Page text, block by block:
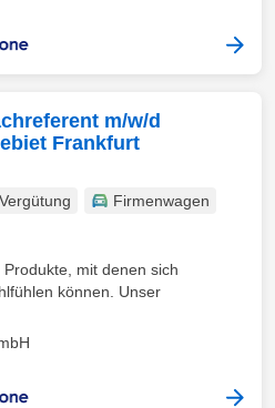
m/w/d
Frankfurt
Firmenwagen
mit denen sich
können. Unser